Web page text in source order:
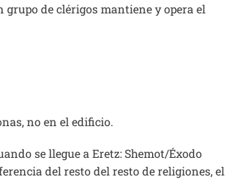
de clérigos mantiene y opera el
no en el edificio.
se llegue a Eretz: Shemot/Éxodo
del resto del resto de religiones, el